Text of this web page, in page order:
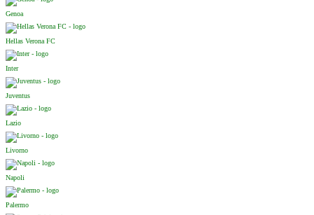
Genoa
Hellas Verona FC
Inter
Juventus
Lazio
Livorno
Napoli
Palermo